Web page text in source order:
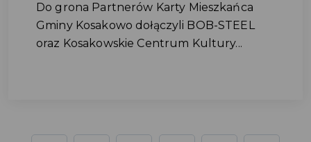
Do grona Partnerów Karty Mieszkańca
Gminy Kosakowo dołączyli BOB-STEEL
oraz Kosakowskie Centrum Kultury...